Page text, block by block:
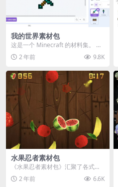
我的世界素材包
这是一个 Minecraft 的材料集。 操
作方法如下： 工具 → 右箭头 怪物...
2 年前 9.8K
水果忍者素材包
《水果忍者素材包》汇聚了各式鲜
美诱人的水果图像与清脆悦耳的切
割音效，专为追求极致...
2 年前 6.6K